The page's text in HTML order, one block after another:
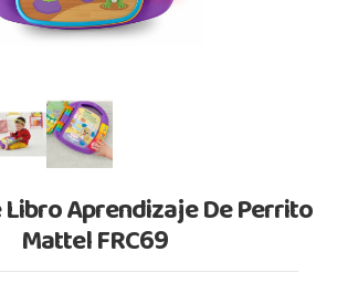
Aprendizaje De Perrito
Mattel FRC69